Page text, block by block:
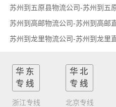
苏州到高邮物流公司-苏州到高邮
苏州到龙里物流公司-苏州到龙里
华东
专线
浙江专线
华北
专线
北京专线